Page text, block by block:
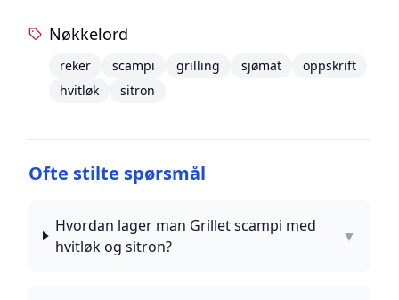
Nøkkelord
reker scampi grilling sjømat
oppskrift
hvitløk
sitron
Ofte stilte spørsmål
Hvordan lager man Grillet scampi med
hvitløk og sitron?
▼